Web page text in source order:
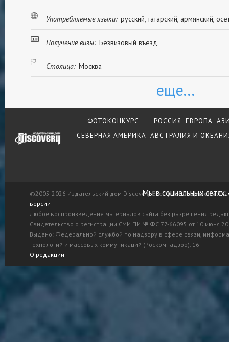
Употребляемые языки: русский, татарский, армянский,
Получение визы: Безвизовый въезд
Столица: Москва
еще...
ФОТОКОНКУРС РОССИЯ ЕВРОПА
СЕВЕРНАЯ АМЕРИКА АВСТРАЛИЯ И
©2005-2026 Издательский дом Discovery. Все права защищены.
версии
Любое воспроизведение материалов сайта без разрешения
Свидетельство о регистрации СМИ ПИ № ФС 77-66095 от 10 июня
Выдано: Федеральной службой по надзору в сфере связи,
технологий и массовых коммуникаций (Роскомнадзор). 16+
О редакции
Мы в социальных сетях: